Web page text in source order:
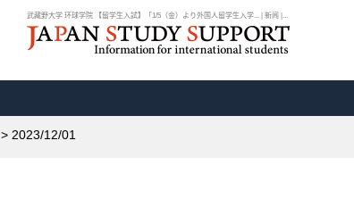
武藏野大学 环球学院 【留学生入試】「1/5（金）より外国人留学生入学... | 新闻 |...
> 2023/12/01